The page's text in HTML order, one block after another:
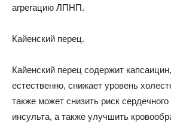
агрегацию ЛПНП.
Кайенский перец.
Кайенский перец содержит
естественно, снижает уровень
также может снизить риск
инсульта, а также улучшить